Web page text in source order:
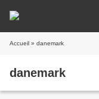
Accueil » danemark
danemark